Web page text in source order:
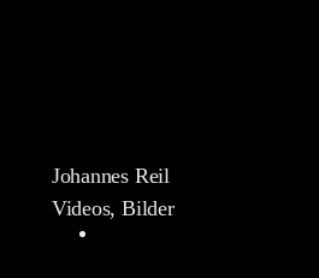
Johannes Reil
Videos, Bilder